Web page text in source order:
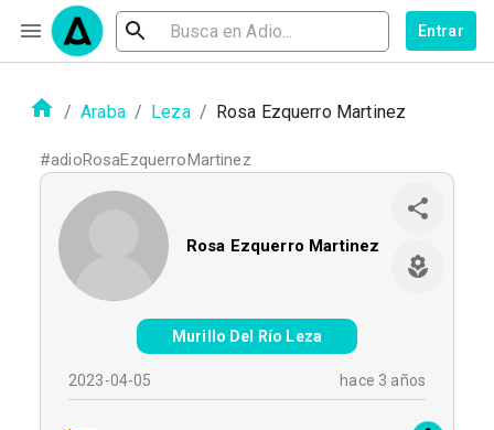
Entrar
/ Araba / Leza / Rosa Ezquerro Martinez
#adioRosaEzquerroMartinez
Rosa Ezquerro Martinez
Murillo Del Río Leza
2023-04-05 hace 3 años